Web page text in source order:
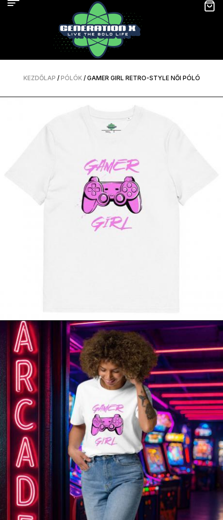
KEZDŐLAP / PÓLÓK/ GAMER GIRL RETRO-STYLE NŐI PÓLÓ